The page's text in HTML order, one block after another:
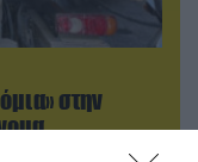
στην